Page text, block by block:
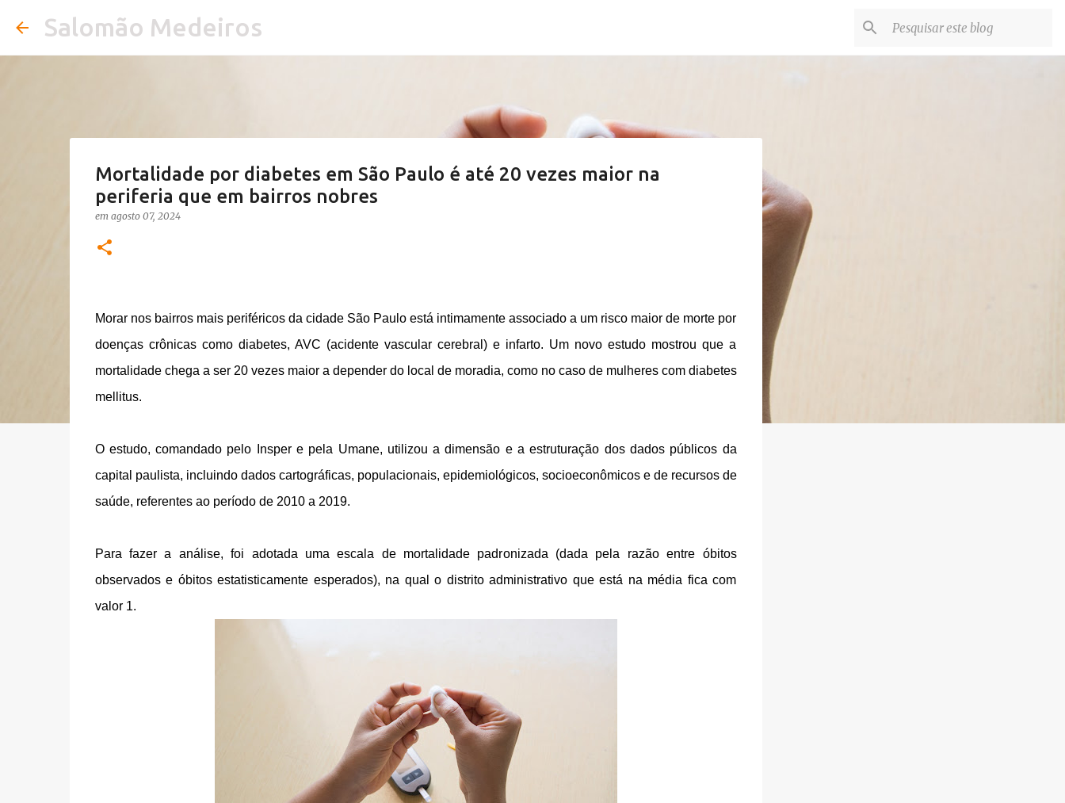
Salomão Medeiros
Mortalidade por diabetes em São Paulo é até 20 vezes maior na
periferia que em bairros nobres
em agosto 07, 2024
Morar nos bairros mais periféricos da cidade São Paulo está intimamente associado a um risco maior de morte por
doenças crônicas como diabetes, AVC (acidente vascular cerebral) e infarto. Um novo estudo mostrou que a
mortalidade chega a ser 20 vezes maior a depender do local de moradia, como no caso de mulheres com diabetes
mellitus.
O estudo, comandado pelo Insper e pela Umane, utilizou a dimensão e a estruturação dos dados públicos da
capital paulista, incluindo dados cartográficas, populacionais, epidemiológicos, socioeconômicos e de recursos de
saúde, referentes ao período de 2010 a 2019.
Para fazer a análise, foi adotada uma escala de mortalidade padronizada (dada pela razão entre óbitos
observados e óbitos estatisticamente esperados), na qual o distrito administrativo que está na média fica com
valor 1.